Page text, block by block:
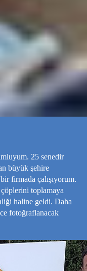
25 senedir
büyük şehire
firmada çalışıyorum.
toplamaya
haline geldi. Daha
fotoğraflanacak